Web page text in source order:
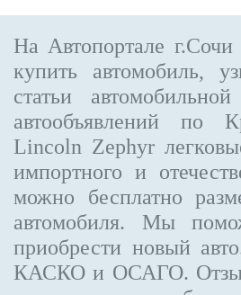
На Автопортале
купить автомобиль,
статьи
автообъявлений по
Lincoln Zephyr
импортного и
можно бесплатно
автомобиля. Мы
приобрести новый
КАСКО и ОСАГО.